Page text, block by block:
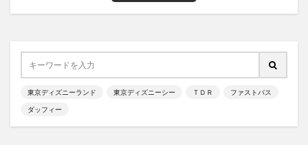
東京ディズニーランド 東京ディズニーシー ＴＤＲ ファストパス
ダッフィー